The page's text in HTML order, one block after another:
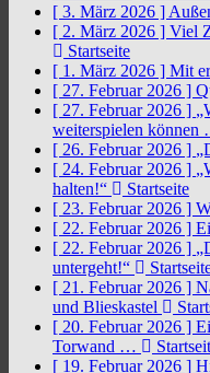
[ 3. März 2026 ]
[ 2. März 2026 ] Viel
Startseite
[ 1. März 2026 ] Mit
[ 27. Februar 2026 ]
[ 27. Februar 2026 ]
weiterspielen können
[ 26. Februar 2026 ]
[ 24. Februar 2026 ]
halten!“
Startseite
[ 23. Februar 2026 ]
[ 22. Februar 2026 ]
[ 22. Februar 2026 ]
untergeht!“
[ 21. Februar 2026 ]
und Blieskastel
[ 20. Februar 2026 ]
Torwand …
[ 19. Februar 2026 ]